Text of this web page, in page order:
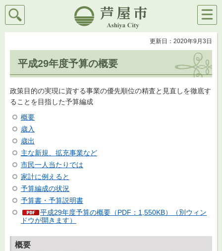
芦屋市
検索
メニ
ュー
更新日：2020年9月3日
平成29年度予算の概要
政策目的の実現に資する事業の優先順位の精査と見直しを徹底す
ることを目指した予算編成
概要
歳入
歳出
主な新規、拡充事業など
市民一人当たりでは
家計に例えると
予算編成の状況
予算書・予算説明書
平成29年度予算の概要（PDF：1,550KB）（別ウィン
ドウが開きます）
概要